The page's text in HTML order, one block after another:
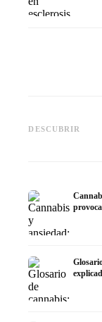
DESCUBRIR
la investigación
provoca